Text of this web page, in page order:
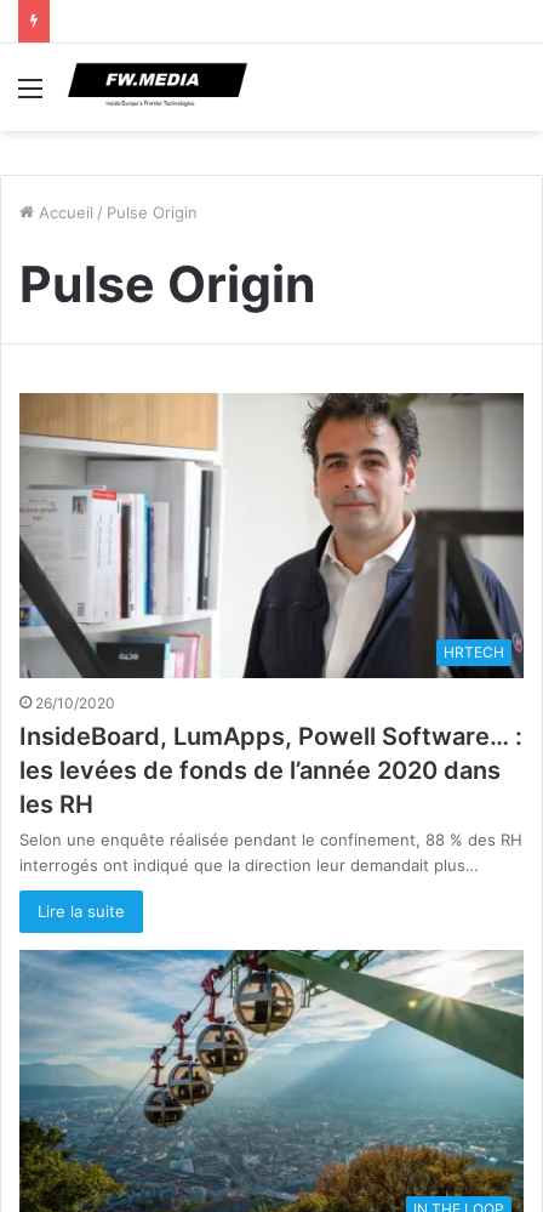
Menu
Accueil / Pulse Origin
Pulse Origin
HRTECH
26/10/2020
InsideBoard, LumApps, Powell Software… :
les levées de fonds de l’année 2020 dans
les RH
Selon une enquête réalisée pendant le confinement, 88 % des RH
interrogés ont indiqué que la direction leur demandait plus…
Lire la suite